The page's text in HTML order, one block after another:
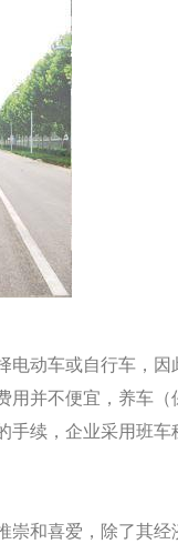
动车或自行车，
并不便宜，养车
续，企业采用班
和喜爱，除了其